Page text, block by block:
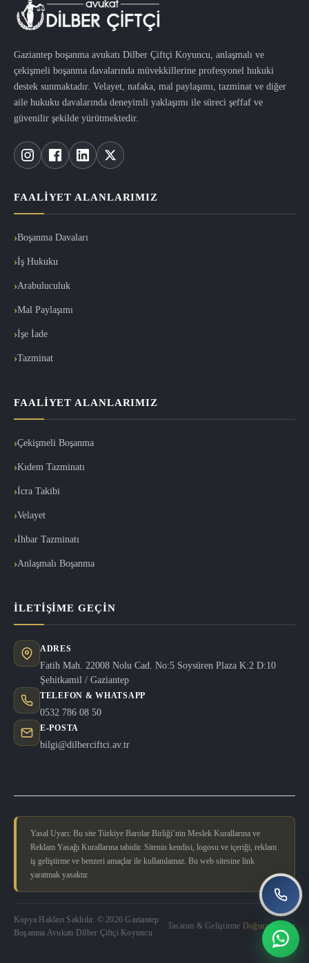
Gaziantep boşanma avukatı Dilber Çiftçi Koyuncu, anlaşmalı ve
çekişmeli boşanma davalarında müvekkillerine profesyonel hukuki
destek sunmaktadır. Velayet, nafaka, mal paylaşımı, tazminat ve diğer
aile hukuku davalarında deneyimli yaklaşımı ile süreci şeffaf ve
güvenilir şekilde yürütmektedir.
FAALIYET ALANLARIMIZ
Boşanma Davaları
İş Hukuku
Arabuluculuk
Mal Paylaşımı
İşe İade
Tazminat
FAALIYET ALANLARIMIZ
Çekişmeli Boşanma
Kıdem Tazminatı
İcra Takibi
Velayet
İhbar Tazminatı
Anlaşmalı Boşanma
İLETIŞIME GEÇIN
ADRES
Fatih Mah. 22008 Nolu Cad. No:5 Soysüren Plaza K:2 D:10
Şehitkamil / Gaziantep
TELEFON & WHATSAPP
0532 786 08 50
E-POSTA
bilgi@dilberciftci.av.tr
Yasal Uyarı: Bu site Türkiye Barolar Birliği’nin Meslek Kurallarına ve
Reklam Yasağı Kurallarına tabidir. Sitenin kendisi, logosu ve içeriği, reklam
iş geliştirme ve benzeri amaçlar ile kullanılamaz. Bu web sitesine link
yaratmak yasaktır.
Kopya Hakları Saklıdır. © 2026 Gaziantep
Boşanma Avukatı Dilber Çiftçi Koyuncu
Tasarım & Geliştirme Doğucan Güler